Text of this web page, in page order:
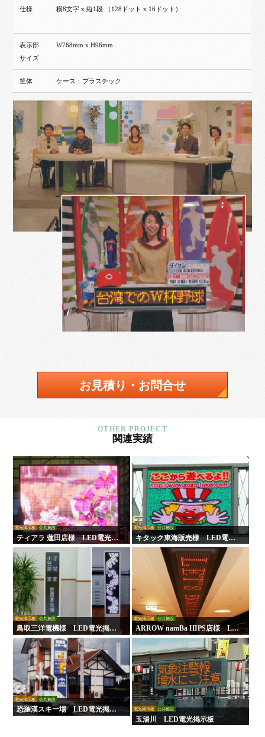
仕様
横8文字 x 縦1段 （128ドット x 16ドット）
表示部
サイズ
W768mm x H96mm
筐体 ケース：プラスチック
お見積り・お問合せ
関連実績
電光掲示板 公共施設
ティアラ 蓮田店様 LED電光掲
示板
電光掲示板 公共施設
キタック東海販売様 LED電光
掲示板
電光掲示板 公共施設
鳥取三洋電機様 LED電光掲示
板
電光掲示板 公共施設
ARROW namBa HIPS店様 LE
D電光掲示板
電光掲示板 公共施設
恐羅漢スキー場 LED電光掲示
板
電光掲示板 公共施設
玉湯川 LED電光掲示板